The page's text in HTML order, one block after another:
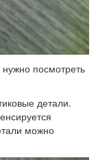
посмотреть
детали.
можно